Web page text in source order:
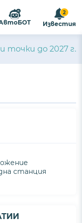
2
Известия
точки до 2027 г.
станция